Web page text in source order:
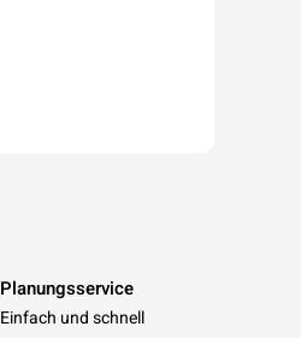
Planungsservice
Einfach und schnell